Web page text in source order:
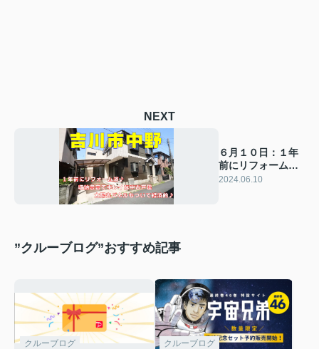
NEXT
６月１０日：１年
前にリフォーム
済！吉川市中野中
2024.06.10
”クルーブログ”おすすめ記事
クルーブログ クルーブログ